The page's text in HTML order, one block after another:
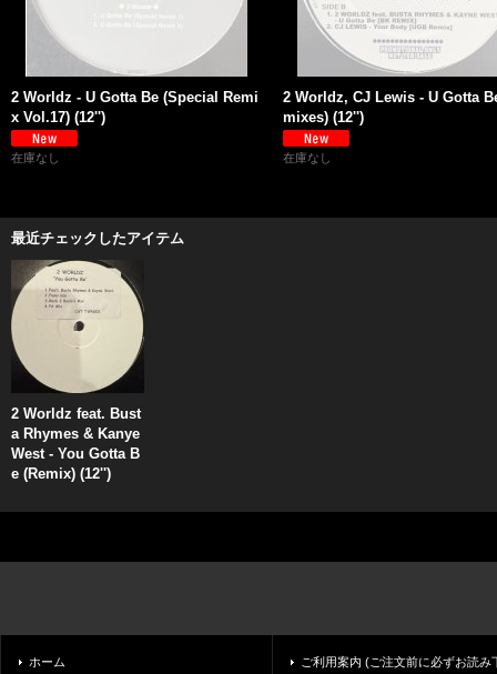
2 Worldz - U Gotta Be (Special Remi
x Vol.17) (12'')
在庫なし
2 Worldz, CJ Lewis - U Gotta
mixes) (12'')
在庫なし
最近チェックしたアイテム
2 Worldz feat. Bust
a Rhymes & Kanye
West - You Gotta B
e (Remix) (12'')
ホーム
ご利用案内 (ご注文前に必ずお読み